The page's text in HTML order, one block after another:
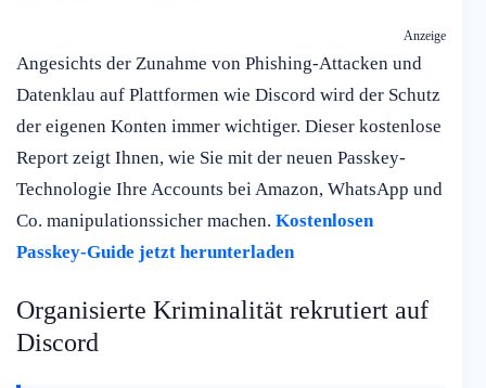
Anzeige
Angesichts der Zunahme von Phishing-Attacken und
Datenklau auf Plattformen wie Discord wird der Schutz
der eigenen Konten immer wichtiger. Dieser kostenlose
Report zeigt Ihnen, wie Sie mit der neuen Passkey-
Technologie Ihre Accounts bei Amazon, WhatsApp und
Co. manipulationssicher machen. Kostenlosen
Passkey-Guide jetzt herunterladen
Organisierte Kriminalität rekrutiert auf
Discord